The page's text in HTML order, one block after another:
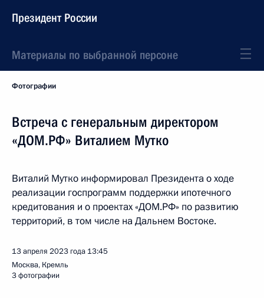
Президент России
Материалы по выбранной персоне
Фотографии
Встреча с генеральным директором
«ДОМ.РФ» Виталием Мутко
Виталий Мутко информировал Президента о ходе
реализации госпрограмм поддержки ипотечного
кредитования и о проектах «ДОМ.РФ» по развитию
территорий, в том числе на Дальнем Востоке.
13 апреля 2023 года 13:45
Москва, Кремль
3 фотографии